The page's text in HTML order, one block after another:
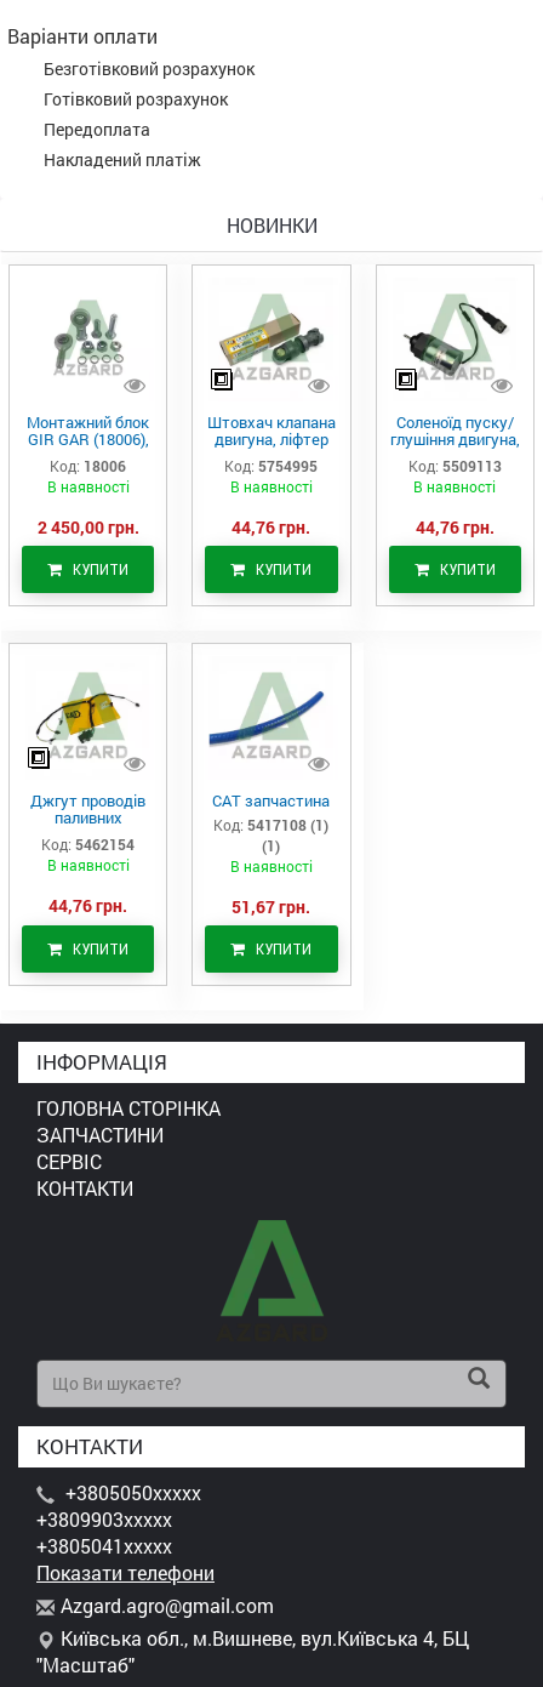
Варіанти оплати
Безготівковий розрахунок
Готівковий розрахунок
Передоплата
Накладений платіж
НОВИНКИ
Монтажний блок
GIR GAR (18006),
Аналог
Код: 18006
В наявності
2 450,00 грн.
КУПИТИ
Штовхач клапана
двигуна, ліфтер
(575-4995)
Код: 5754995
В наявності
44,76 грн.
КУПИТИ
Соленоїд пуску/
глушіння двигуна,
актуатор (550-
9113)
Код: 5509113
В наявності
44,76 грн.
КУПИТИ
Джгут проводів
паливних
форсунок CAT
C7/C9 (546-2154)
Код: 5462154
В наявності
44,76 грн.
КУПИТИ
САТ запчастина
Код: 5417108 (1)
(1)
В наявності
51,67 грн.
КУПИТИ
ІНФОРМАЦІЯ
ГОЛОВНА СТОРІНКА
ЗАПЧАСТИНИ
СЕРВІС
КОНТАКТИ
КОНТАКТИ
+3805050xxxxx
+3809903xxxxx
+3805041xxxxx
Показати телефони
Azgard.agro@gmail.com
Київська обл., м.Вишневе, вул.Київська 4, БЦ
"Масштаб"